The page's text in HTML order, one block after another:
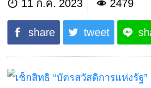
11 ก.ค. 2023 2479
share tweet